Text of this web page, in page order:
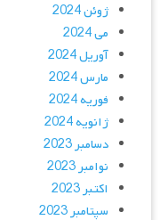
ژوئن 2024
می 2024
آوریل 2024
مارس 2024
فوریه 2024
ژانویه 2024
دسامبر 2023
نوامبر 2023
اکتبر 2023
سپتامبر 2023